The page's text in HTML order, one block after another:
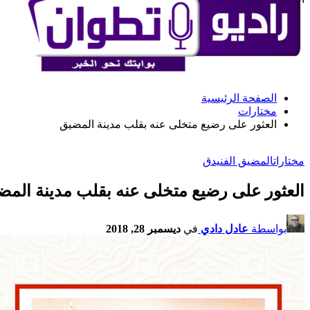
الصفحة الرئيسية
مختارات
العثور على رضيع متخلى عنه بقلب مدينة المضيق
مختاراتالمضيق الفنيدق
العثور على رضيع متخلى عنه بقلب مدينة
بواسطة عادل دادي في ديسمبر 28, 2018